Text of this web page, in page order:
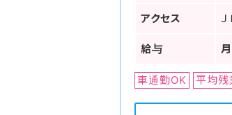
アクセス
給与
車通勤OK 平均残